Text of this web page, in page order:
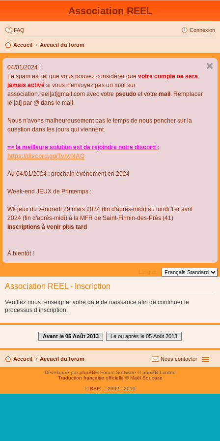
Association REEL
FAQ Connexion
Accueil Accueil du forum
04/01/2024 :
Le spam est tel que vous pouvez considérer que votre compte ne sera
jamais activé si vous n'envoyez pas un mail sur
association.reel[at]gmail.com avec votre pseudo et votre mail . Remplacer
le [at] par @ dans le mail.
Nous n'avons malheureusement pas le temps de nous pencher sur la
question dans les jours qui viennent.
=> la meilleure solution est de rejoindre notre discord :
https://discord.gg/TvhyNAQ
Au 04/01/2024 : prochain évènement en 2024
Week-end JEUX de Printemps :
Wk jeux du vendredi 29 mars 2024 (fin d'après-midi) au lundi 1er avril
2024 (fin d'après-midi) à la MFR de Saint-Firmin-des-Près (41)
Inscriptions à venir plus tard
À bientôt !
Langue :
Association REEL - Inscription
Veuillez nous renseigner votre date de naissance afin de continuer le
processus d’inscription.
Avant le 05 Août 2013 Le ou après le 05 Août 2013
Accueil Accueil du forum Nous contacter
Développé parphpBB® Forum Software © phpBB Limited
Traduction française officielle © Maël Soucaze
© REEL - 2002 - 2019